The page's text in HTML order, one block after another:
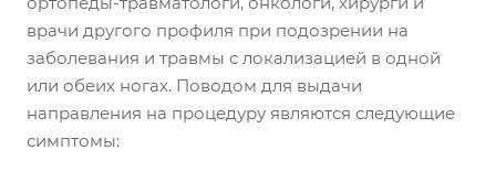
врачи другого профиля при подозрении на
заболевания и травмы с локализацией в одной
или обеих ногах. Поводом для выдачи
направления на процедуру являются следующие
симптомы: